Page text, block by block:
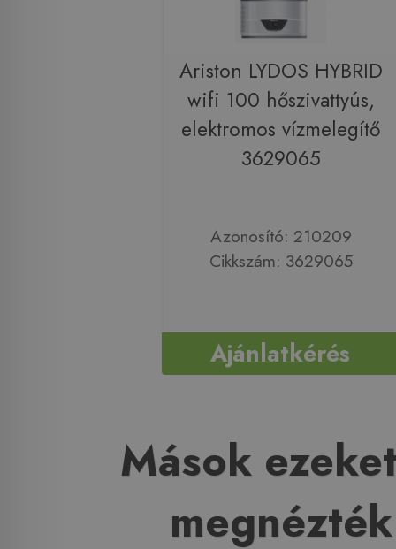
Ariston LYDOS HYBRID
wifi 100 hőszivattyús,
elektromos vízmelegítő
3629065
Azonosító: 210209
Cikkszám: 3629065
Ajánlatkérés
Mások
megnézték